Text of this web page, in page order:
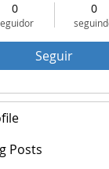
0 0
Seguir
Posts